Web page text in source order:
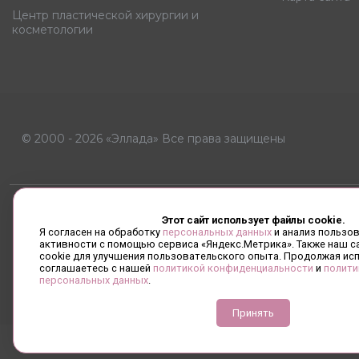
Центр пластической хирургии и
косметологии
© 2000 - 2026 «Эллада» Все права защищены
Лицензия на осуществление медицинской
Этот сайт использует файлы cookie.
Я согласен на обработку персональных данных и анализ
активности с помощью сервиса «Яндекс.Метрика». Также наш
cookie для улучшения пользовательского опыта. Продолжая
соглашаетесь с нашей политикой конфиденциальности и
персональных данных.
Принять